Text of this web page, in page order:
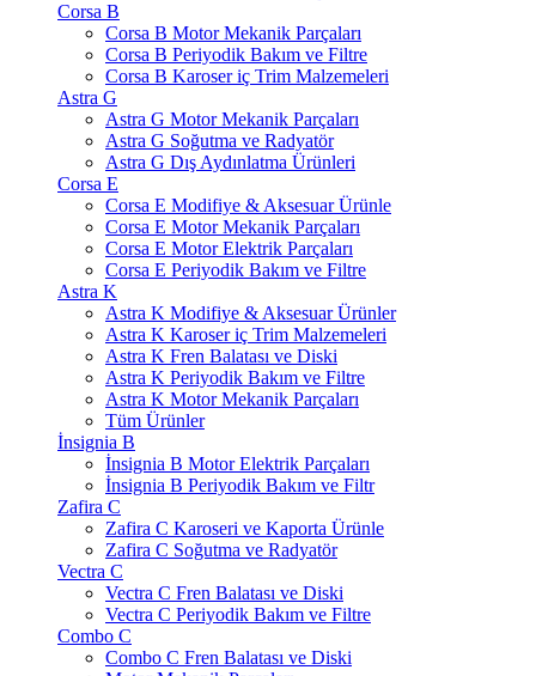
Corsa B
Corsa B Motor Mekanik Parçaları
Corsa B Periyodik Bakım ve Filtre
Corsa B Karoser iç Trim Malzemeleri
Astra G
Astra G Motor Mekanik Parçaları
Astra G Soğutma ve Radyatör
Astra G Dış Aydınlatma Ürünleri
Corsa E
Corsa E Modifiye & Aksesuar Ürünle
Corsa E Motor Mekanik Parçaları
Corsa E Motor Elektrik Parçaları
Corsa E Periyodik Bakım ve Filtre
Astra K
Astra K Modifiye & Aksesuar Ürünler
Astra K Karoser iç Trim Malzemeleri
Astra K Fren Balatası ve Diski
Astra K Periyodik Bakım ve Filtre
Astra K Motor Mekanik Parçaları
Tüm Ürünler
İnsignia B
İnsignia B Motor Elektrik Parçaları
İnsignia B Periyodik Bakım ve Filtr
Zafira C
Zafira C Karoseri ve Kaporta Ürünle
Zafira C Soğutma ve Radyatör
Vectra C
Vectra C Fren Balatası ve Diski
Vectra C Periyodik Bakım ve Filtre
Combo C
Combo C Fren Balatası ve Diski